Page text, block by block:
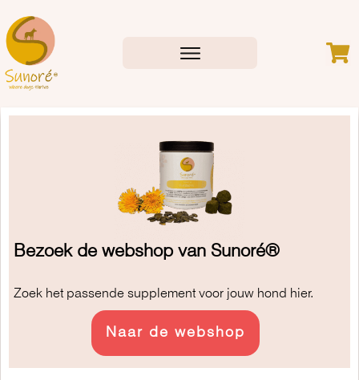
Bezoek de webshop van Sunoré®
Zoek het passende supplement voor jouw hond hier.
Naar de webshop